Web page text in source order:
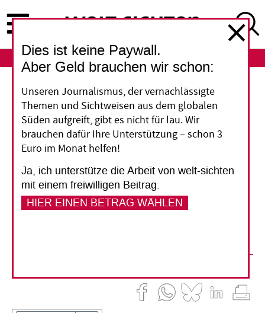
zum
Inhalt
ABO
Afrika
Lokal denken
für regionalen Handel
Die wirtschaftliche Integra­tion bietet Afrika viele
Chancen. Wenn sie erfolgreich sein soll, müssen
Verträge Probleme und Interessen auf lokaler
Dies ist keine Paywall.
Aber Geld brauchen wir schon:
Unseren Journalismus, der vernachlässigte
Themen und Sichtweisen aus dem globalen
Süden aufgreift, gibt es nicht für lau. Wir
brauchen dafür Ihre Unterstützung – schon 3
Euro im Monat helfen!
Ja, ich unterstütze die Arbeit von welt-sichten
mit einem freiwilligen Beitrag.
HIER EINEN BETRAG WÄHLEN